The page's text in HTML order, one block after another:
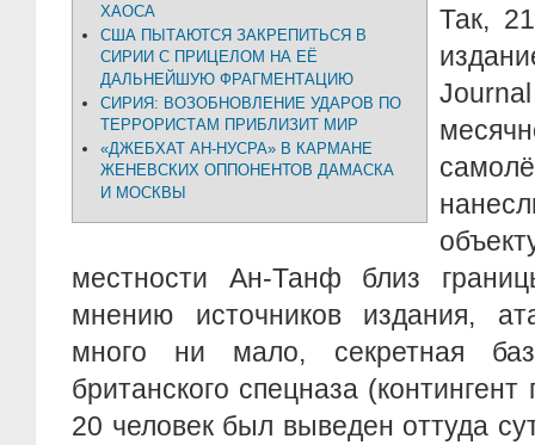
ХАОСА
США ПЫТАЮТСЯ ЗАКРЕПИТЬСЯ В
СИРИИ С ПРИЦЕЛОМ НА ЕЁ
ДАЛЬНЕЙШУЮ ФРАГМЕНТАЦИЮ
СИРИЯ: ВОЗОБНОВЛЕНИЕ УДАРОВ ПО
ТЕРРОРИСТАМ ПРИБЛИЗИТ МИР
«ДЖЕБХАТ АН-НУСРА» В КАРМАНЕ
ЖЕНЕВСКИХ ОППОНЕНТОВ ДАМАСКА
И МОСКВЫ
Так,
местности Ан-Танф близ
мнению источников издания,
много ни мало, секретная
британского спецназа
20 человек был выведен оттуда